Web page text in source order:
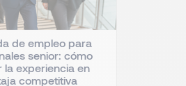
de empleo para
senior: cómo
la experiencia en
competitiva